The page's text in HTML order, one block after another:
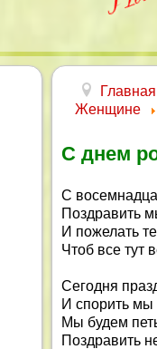
Главная
Женщине
С днем
С
Поздравить
И пожелать
Чтоб все тут
Сегодня
И спорить мы
Мы будем
Поздравить